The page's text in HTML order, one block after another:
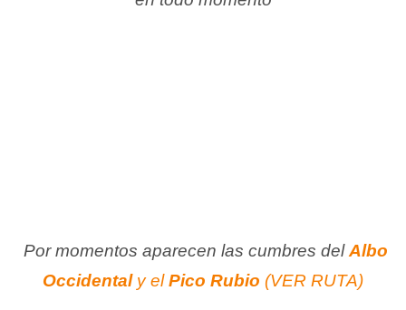
Por momentos aparecen las cumbres delAlbo
Occidentaly elPico Rubio (VER RUTA)